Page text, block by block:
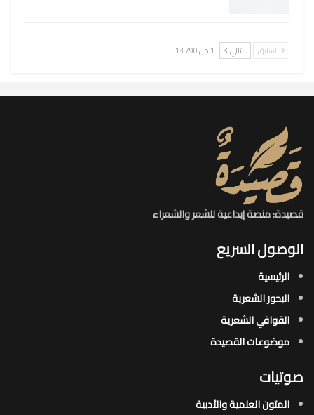
السابق التالي 1 من 13٬790
قصيدة: منصة إبداعية للشعر والشعراء
الوصول السريع
الرئيسية
البحور الشعرية​
القوافي الشعرية​
موضوعات القصيدة​
صوتيات
المتون العلمية والأدبية